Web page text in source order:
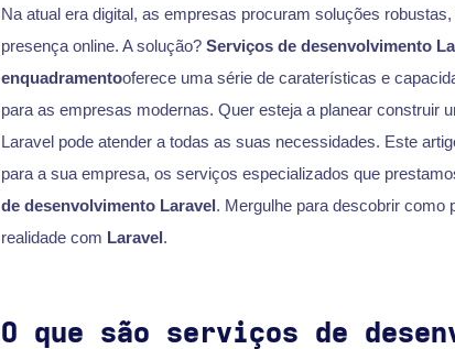
Na atual era digital, as empresas procuram soluções
presença online. A solução? Serviços de desenvolvimento
enquadramentooferece uma série de caraterísticas e
para as empresas modernas. Quer esteja a planear construir
Laravel pode atender a todas as suas necessidades. Este
para a sua empresa, os serviços especializados que
de desenvolvimento Laravel. Mergulhe para descobrir como
realidade com Laravel.
O que são serviços de